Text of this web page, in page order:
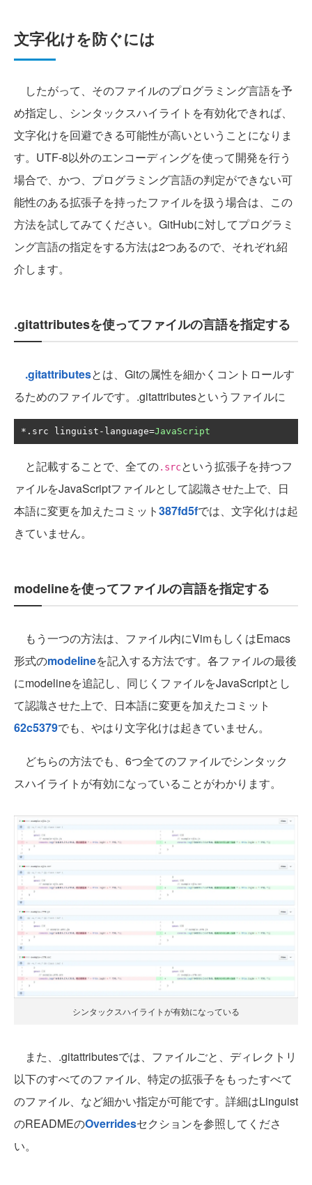
文字化けを防ぐには
したがって、そのファイルのプログラミング言語を予
め指定し、シンタックスハイライトを有効化できれば、
文字化けを回避できる可能性が高いということになりま
す。UTF-8以外のエンコーディングを使って開発を行う
場合で、かつ、プログラミング言語の判定ができない可
能性のある拡張子を持ったファイルを扱う場合は、この
方法を試してみてください。GitHubに対してプログラミ
ング言語の指定をする方法は2つあるので、それぞれ紹
介します。
.gitattributesを使ってファイルの言語を指定する
.gitattributesとは、Gitの属性を細かくコントロールす
るためのファイルです。.gitattributesというファイルに
*. src linguist - language=JavaScript
と記載することで、全ての.srcという拡張子を持つフ
ァイルをJavaScriptファイルとして認識させた上で、日
本語に変更を加えたコミット387fd5fでは、文字化けは起
きていません。
modelineを使ってファイルの言語を指定する
もう一つの方法は、ファイル内にVimもしくはEmacs
形式のmodelineを記入する方法です。各ファイルの最後
にmodelineを追記し、同じくファイルをJavaScriptとし
て認識させた上で、日本語に変更を加えたコミット
62c5379でも、やはり文字化けは起きていません。
どちらの方法でも、6つ全てのファイルでシンタック
スハイライトが有効になっていることがわかります。
シンタックスハイライトが有効になっている
また、.gitattributesでは、ファイルごと、ディレクトリ
以下のすべてのファイル、特定の拡張子をもったすべて
のファイル、など細かい指定が可能です。詳細はLinguist
のREADMEのOverridesセクションを参照してくださ
い。